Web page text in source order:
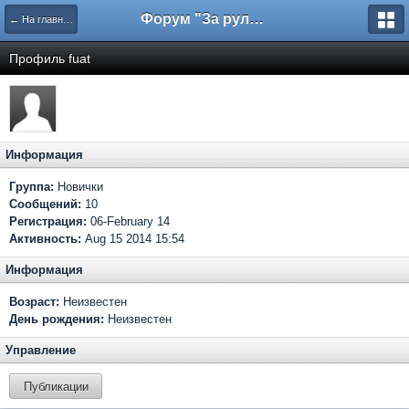
← На главную Форум "За рулем"
Профиль fuat
Информация
Группа: Новички
Сообщений: 10
Регистрация: 06-February 14
Активность: Aug 15 2014 15:54
Информация
Возраст: Неизвестен
День рождения: Неизвестен
Управление
Публикации